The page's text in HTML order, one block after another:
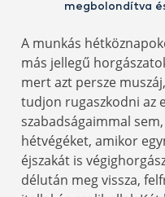
megbolondítva
A munkás
más jellegű
mert azt persze
tudjon rugaszkodni az
szabadságaimmal
hétvégéket, amikor
éjszakát is
délután meg vissza,